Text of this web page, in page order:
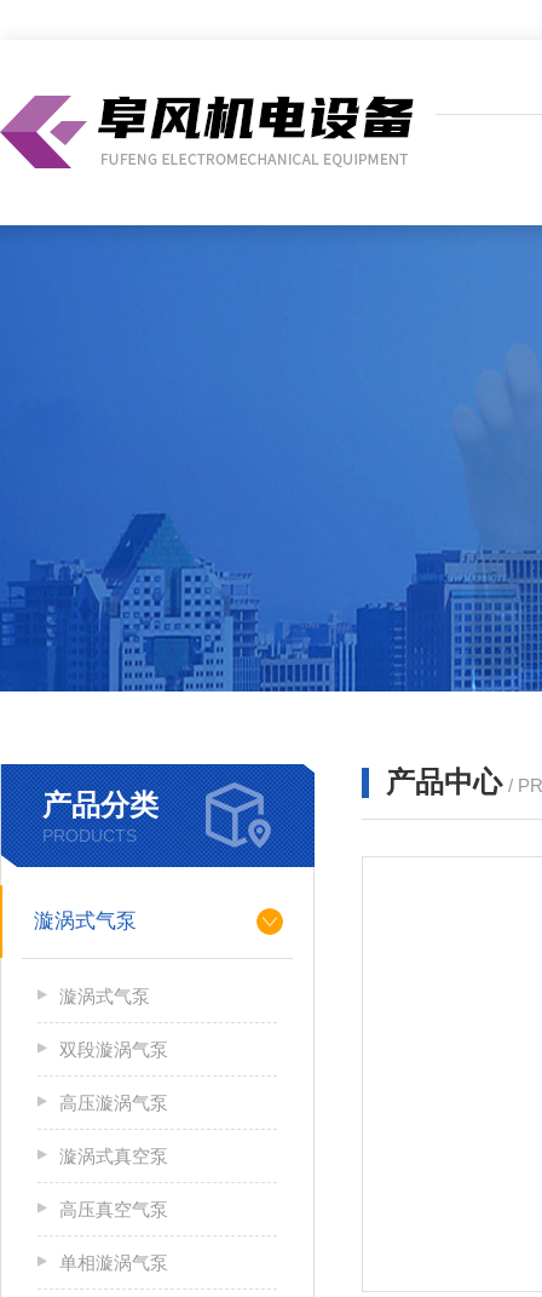
产品分类
PRODUCTS
漩涡式气泵
漩涡式气泵
双段漩涡气泵
高压漩涡气泵
漩涡式真空泵
高压真空气泵
单相漩涡气泵
产品中心 /